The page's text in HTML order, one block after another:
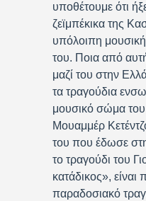
υποθέτουμε ότι
ζεϊμπέκικα της
υπόλοιπη
του. Ποια από
μαζί του στην
τα τραγούδια
μουσικό σώμα
Μουαμμέρ
του που έδωσε
το τραγούδι του
κατάδικος», είναι
παραδοσιακό